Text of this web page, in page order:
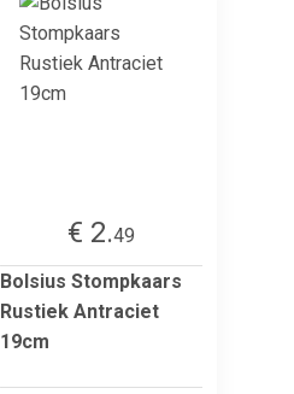
€ 2.49
Bolsius Stompkaars
Rustiek Antraciet
19cm